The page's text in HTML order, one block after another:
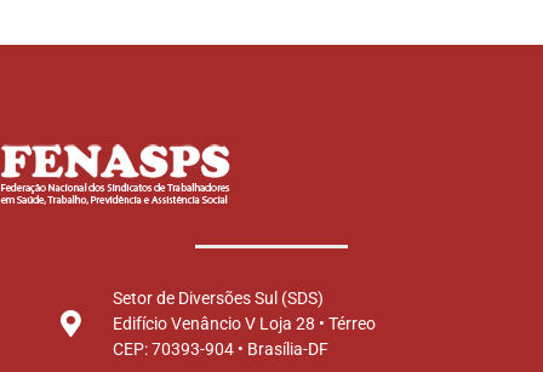
Setor de Diversões Sul (SDS)
Edifício Venâncio V Loja 28 • Térreo
CEP: 70393-904 • Brasília-DF